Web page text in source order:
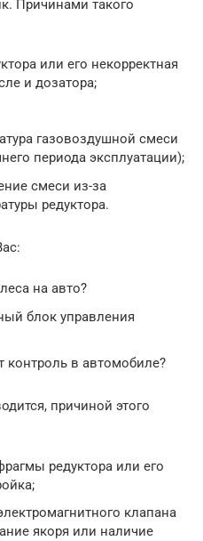
Причинами такого
или его некорректная
и дозатора;
газовоздушной смеси
периода эксплуатации);
смеси из-за
редуктора.
на авто?
блок управления
контроль в автомобиле?
причиной этого
редуктора или его
клапана
якоря или наличие